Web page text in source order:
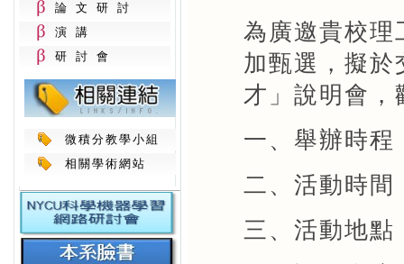
論文研討
演講
研討會
微積分教學小組
相關學術網站
為廣邀貴校理
加甄選，擬於
才」說明會，
一、舉辦時
二、活動時
三、活動地